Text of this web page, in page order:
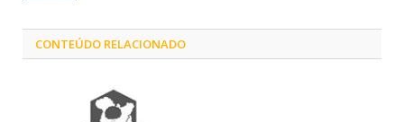
CONTEÚDO RELACIONADO